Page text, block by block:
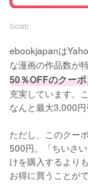
©︎ciatr
ebookjapanは
な漫画の作品数が
50％OFFのクー
充実しています。
なんと最大3,000円
ただし、このクー
500円。「ちいさ
けを購入するより
お得に買うことがで